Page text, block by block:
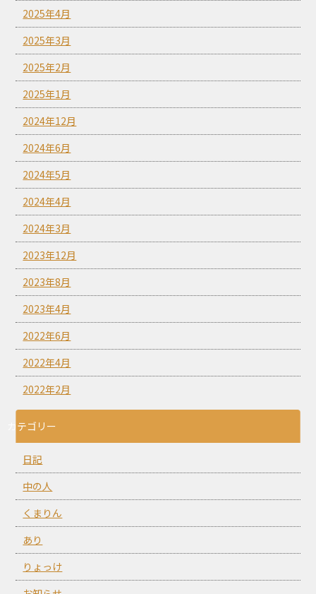
2025年4月
2025年3月
2025年2月
2025年1月
2024年12月
2024年6月
2024年5月
2024年4月
2024年3月
2023年12月
2023年8月
2023年4月
2022年6月
2022年4月
2022年2月
カテゴリー
日記
中の人
くまりん
あり
りょっけ